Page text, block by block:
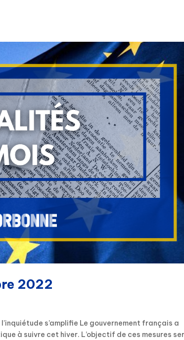
2022
s’amplifie Le gouvernement français a
à suivre cet hiver. L’objectif de ces mesures